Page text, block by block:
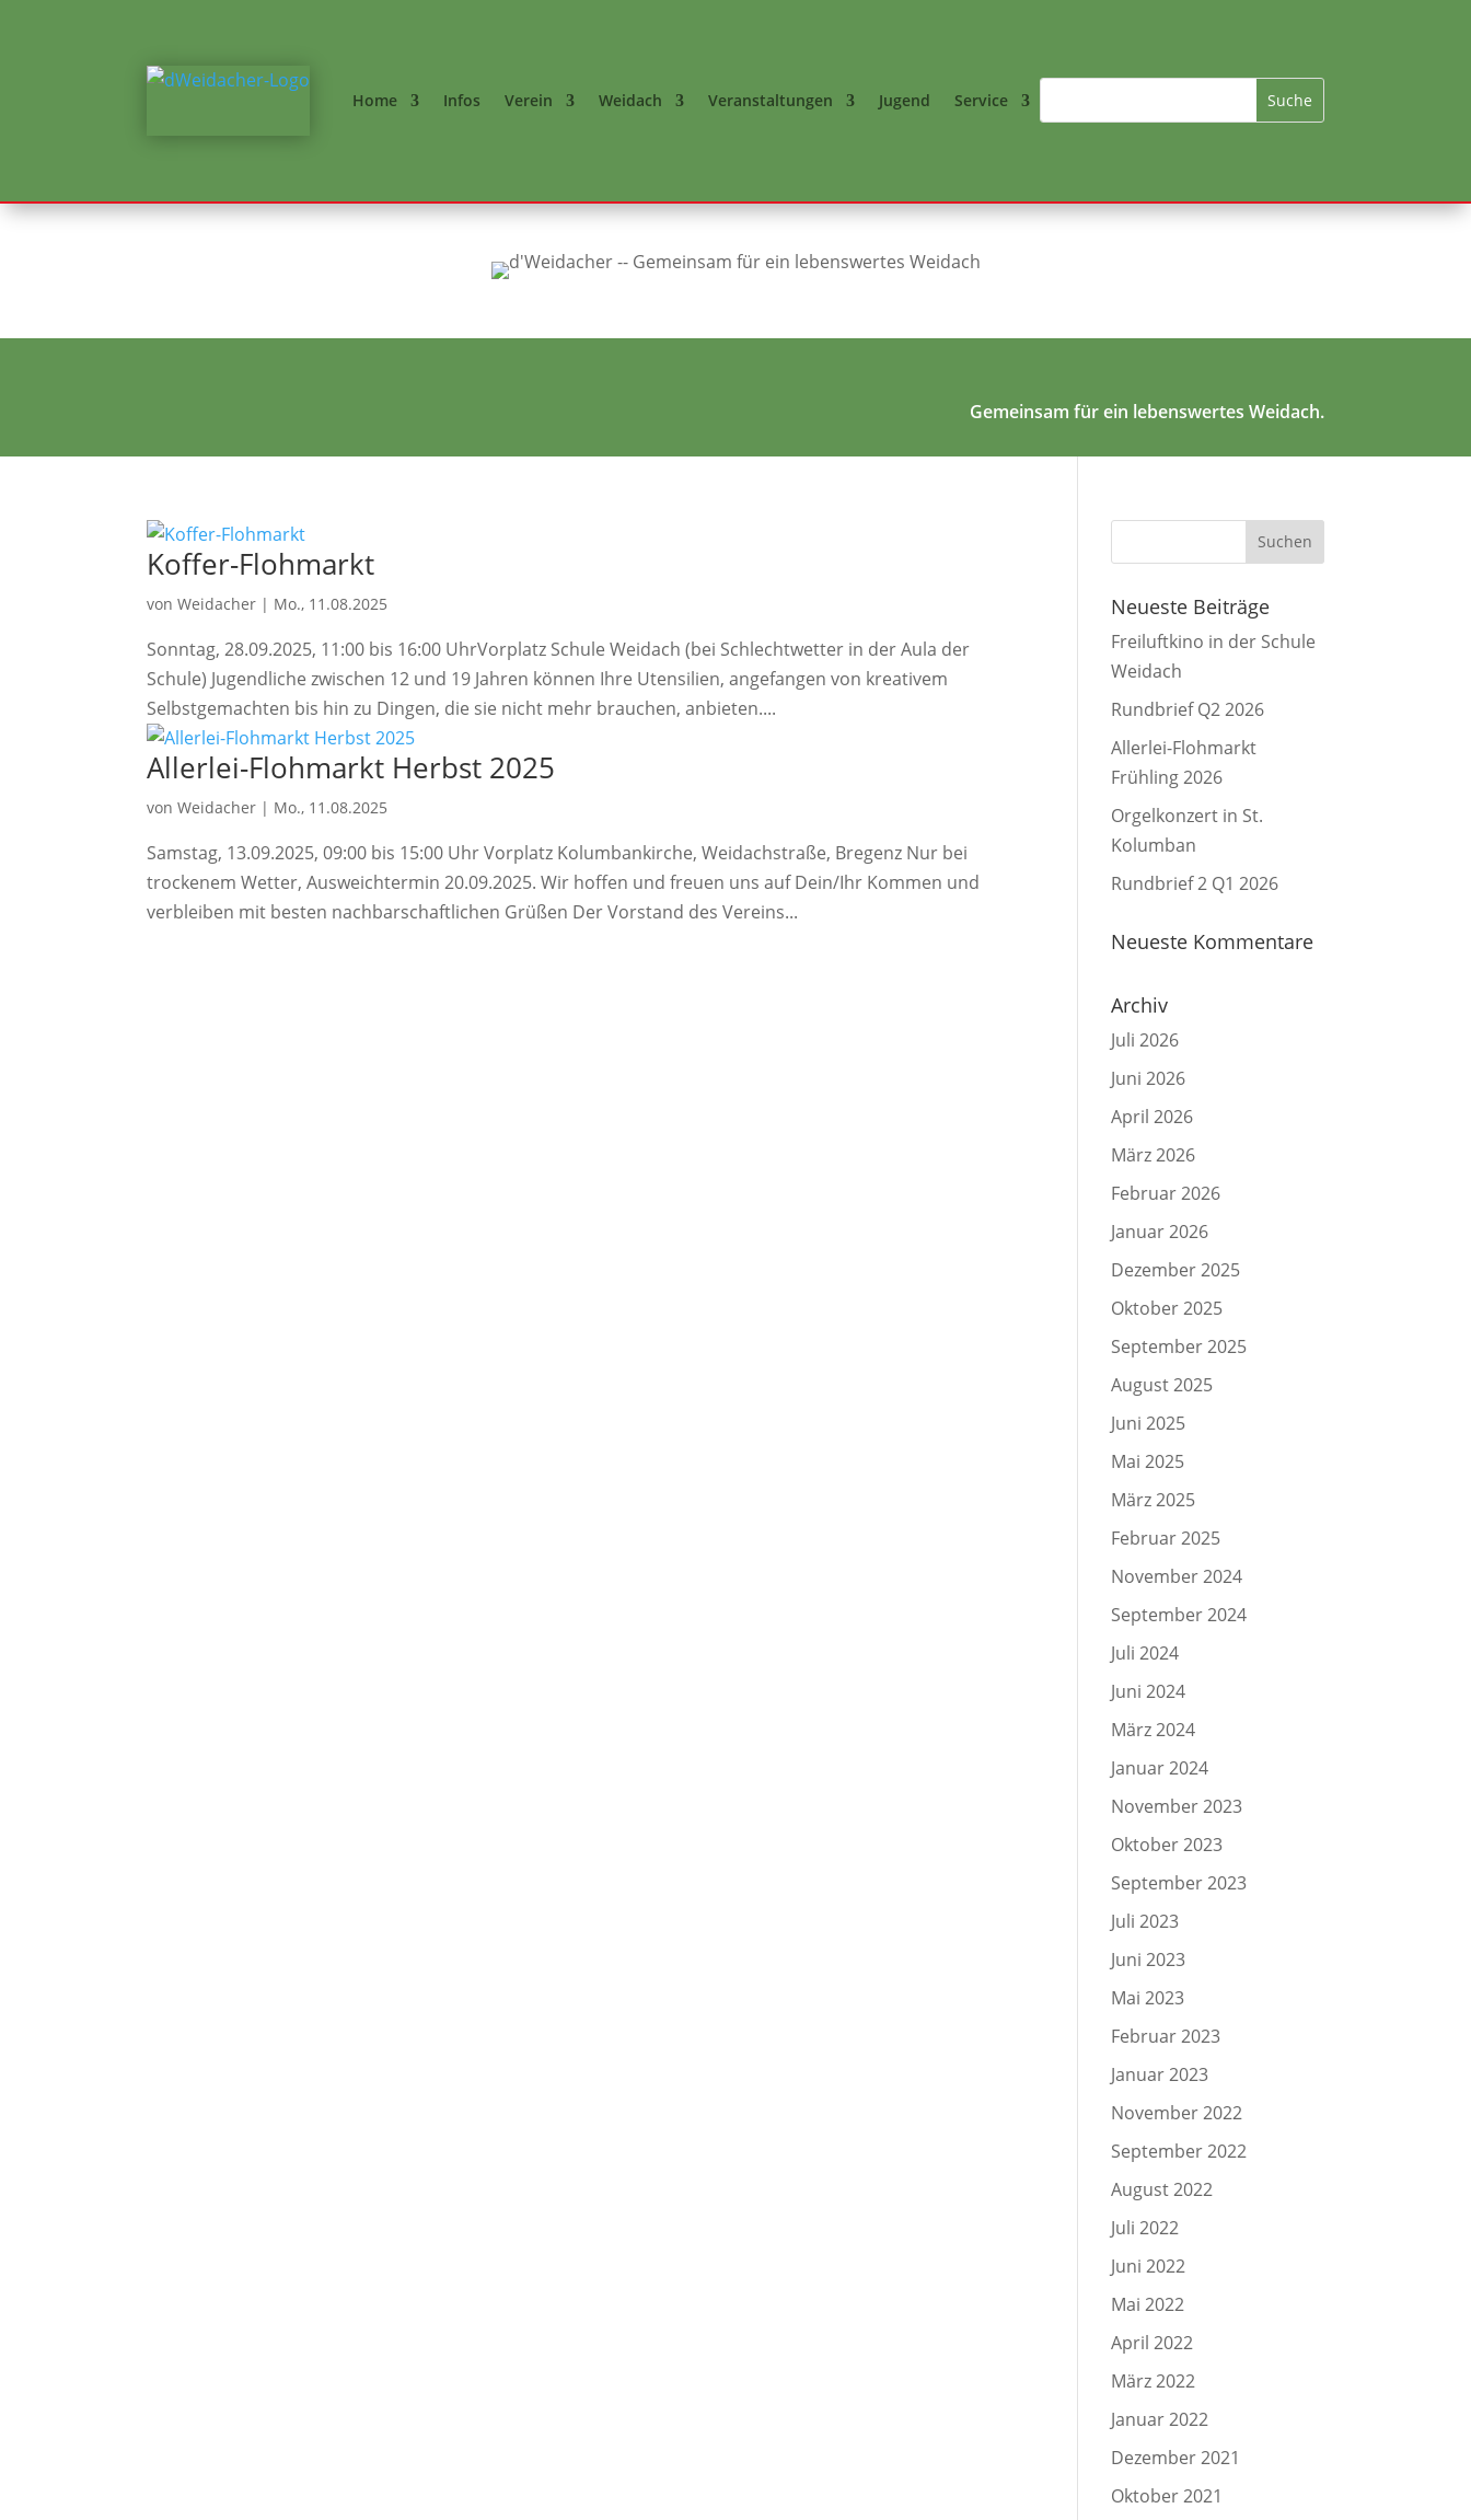
Home Infos Verein Weidach Veranstaltungen Jugend Service
Gemeinsam für ein lebenswertes Weidach.
Koffer-Flohmarkt
vonWeidacher | Mo., 11.08.2025
Sonntag, 28.09.2025, 11:00 bis 16:00 UhrVorplatz Schule Weidach (bei Schlechtwetter in der Aula der
Schule) Jugendliche zwischen 12 und 19 Jahren können Ihre Utensilien, angefangen von kreativem
Selbstgemachten bis hin zu Dingen, die sie nicht mehr brauchen, anbieten....
Allerlei-Flohmarkt Herbst 2025
vonWeidacher | Mo., 11.08.2025
Samstag, 13.09.2025, 09:00 bis 15:00 Uhr Vorplatz Kolumbankirche, Weidachstraße, Bregenz Nur bei
trockenem Wetter, Ausweichtermin 20.09.2025. Wir hoffen und freuen uns auf Dein/Ihr Kommen und
verbleiben mit besten nachbarschaftlichen Grüßen Der Vorstand des Vereins...
Neueste Beiträge
Freiluftkino in der Schule
Weidach
Rundbrief Q2 2026
Allerlei-Flohmarkt
Frühling 2026
Orgelkonzert in St.
Kolumban
Rundbrief 2 Q1 2026
Neueste Kommentare
Archiv
Juli 2026
Juni 2026
April 2026
März 2026
Februar 2026
Januar 2026
Dezember 2025
Oktober 2025
September 2025
August 2025
Juni 2025
Mai 2025
März 2025
Februar 2025
November 2024
September 2024
Juli 2024
Juni 2024
März 2024
Januar 2024
November 2023
Oktober 2023
September 2023
Juli 2023
Juni 2023
Mai 2023
Februar 2023
Januar 2023
November 2022
September 2022
August 2022
Juli 2022
Juni 2022
Mai 2022
April 2022
März 2022
Januar 2022
Dezember 2021
Oktober 2021